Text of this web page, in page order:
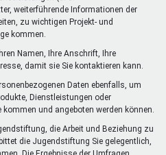
weiterführende Informationen der
zu wichtigen Projekt- und
kommen.
Namen, Ihre Anschrift, Ihre
damit sie Sie kontaktieren kann.
Daten ebenfalls, um
Dienstleistungen oder
und angeboten werden können.
die Arbeit und Beziehung zu
die Jugendstiftung Sie gelegentlich,